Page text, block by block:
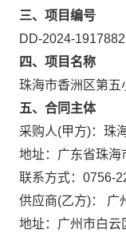
三、项目编号
DD-2024-1917882
四、项目名称
珠海市香洲区第五
五、合同主体
采购人(甲方)：珠
地址：广东省珠海
联系方式：0756-
供应商(乙方)： 广
地址：广州市白云